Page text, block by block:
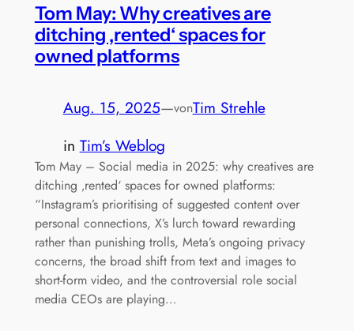
Tom May: Why creatives are
ditching ‚rented‘ spaces for
owned platforms
Aug. 15, 2025—vonTim Strehle
in Tim’s Weblog
Tom May – Social media in 2025: why creatives are
ditching ‚rented‘ spaces for owned platforms:
“Instagram’s prioritising of suggested content over
personal connections, X’s lurch toward rewarding
rather than punishing trolls, Meta’s ongoing privacy
concerns, the broad shift from text and images to
short-form video, and the controversial role social
media CEOs are playing…